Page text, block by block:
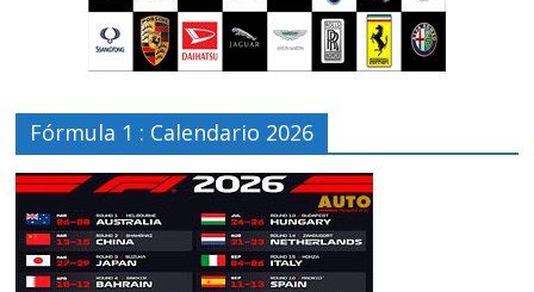
Fórmula 1 : Calendario 2026